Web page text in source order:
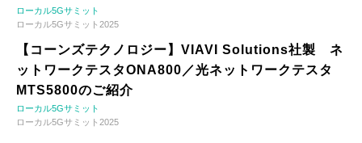
ローカル5Gサミット
ローカル5Gサミット2025
【コーンズテクノロジー】VIAVI Solutions社製 ネ
ットワークテスタONA800／光ネットワークテスタ
MTS5800のご紹介
ローカル5Gサミット
ローカル5Gサミット2025